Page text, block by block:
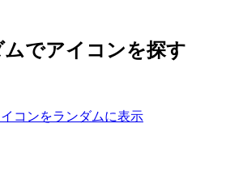
ムでアイコンを探す
コンをランダムに表示